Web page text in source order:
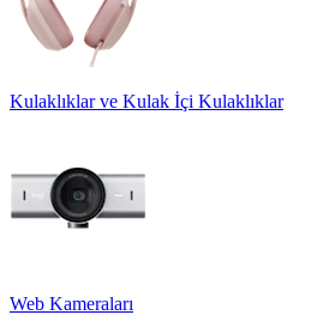
Kulaklıklar ve Kulak İçi Kulaklıklar
Web Kameraları